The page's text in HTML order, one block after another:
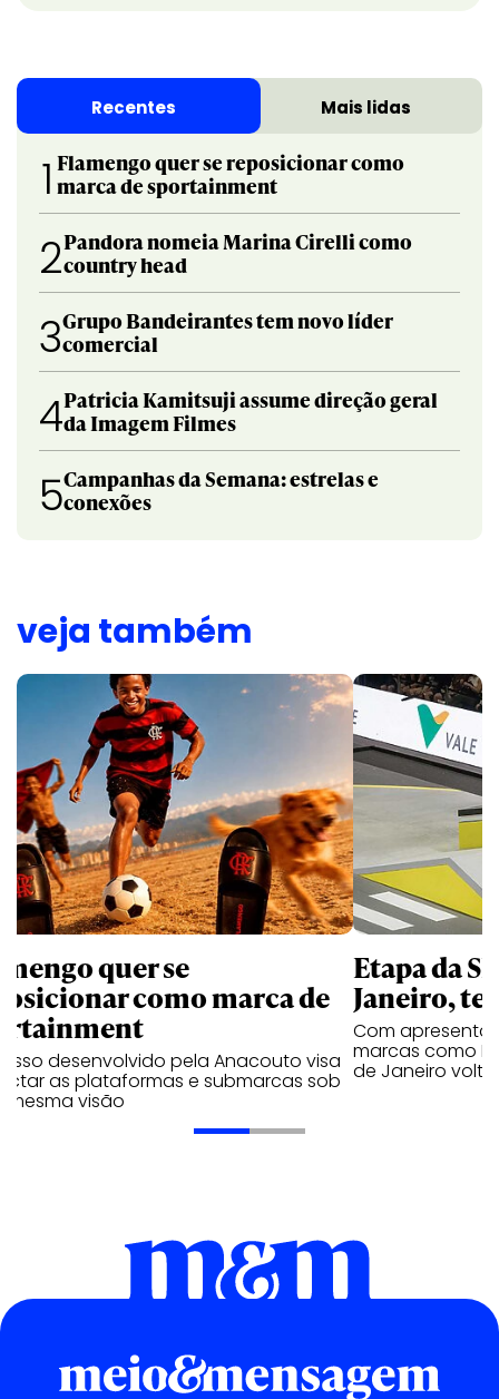
Recentes Mais lidas
1 Flamengo quer se reposicionar como
marca de sportainment
2Pandora nomeia Marina Cirelli como
country head
3Grupo Bandeirantes tem novo líder
comercial
4Patricia Kamitsuji assume direção geral
da Imagem Filmes
5Campanhas da Semana: estrelas e
conexões
veja também
quer se
como marca de
desenvolvido pela Anacouto visa
as plataformas e submarcas sob
mesma visão
Etapa da
Janeiro,
Com
marcas como
de Janeiro